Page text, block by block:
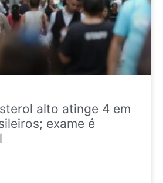
alto atinge 4 em
exame é